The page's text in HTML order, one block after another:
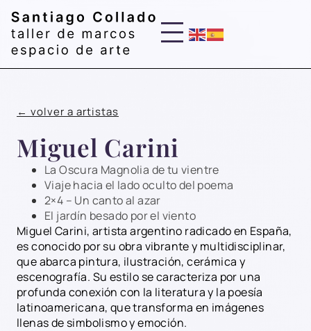
← volver a artistas
Miguel Carini
La Oscura Magnolia de tu vientre
Viaje hacia el lado oculto del poema
2×4 – Un canto al azar
El jardín besado por el viento
Miguel Carini, artista argentino radicado en España,
es conocido por su obra vibrante y multidisciplinar,
que abarca pintura, ilustración, cerámica y
escenografía. Su estilo se caracteriza por una
profunda conexión con la literatura y la poesía
latinoamericana, que transforma en imágenes
llenas de simbolismo y emoción.